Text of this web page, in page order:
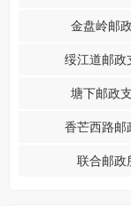
金盘岭邮
绥江道邮政
塘下邮政
香芒西路邮
联合邮政